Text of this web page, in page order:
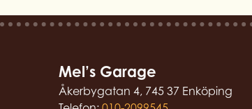
Mel’s Garage
Åkerbygatan 4, 745 37 Enköping